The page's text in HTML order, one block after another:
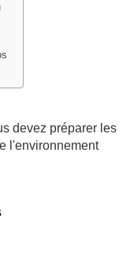
devez préparer les
l'environnement